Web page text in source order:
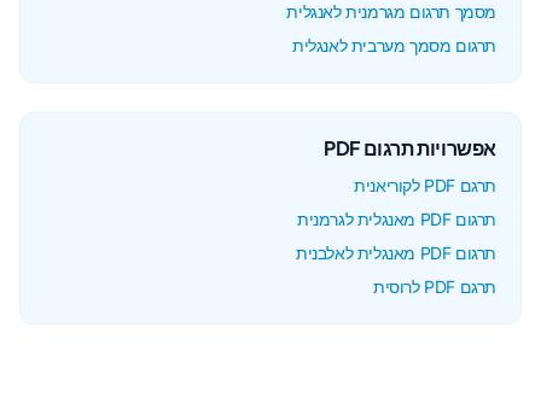
מסמך תרגום מגרמנית לאנגלית
תרגום מסמך מערבית לאנגלית
אפשרויות תרגום PDF
תרגם PDF לקוריאנית
תרגום PDF מאנגלית לגרמנית
תרגום PDF מאנגלית לאלבנית
תרגם PDF לרוסית